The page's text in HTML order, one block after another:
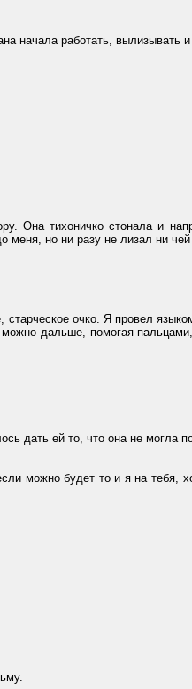
начала работать, вылизывать
Она тихоничко стонала и
меня, но ни разу не лизал ни чей
очко. Я провел
можно дальше, помогая
дать ей то, что она не могла
можно будет то и я на тебя,